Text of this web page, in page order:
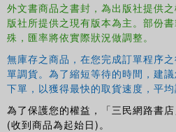
software effectively
外文書商品之書封，為出版社提供
版社所提供之現有版本為主。部份
殊，匯率將依實際狀況做調整。
無庫存之商品，在您完成訂單程序
單調貨。為了縮短等待的時間，建
下單，以獲得最快的取貨速度，平均
為了保護您的權益，「三民網路書店
(收到商品為起始日)。